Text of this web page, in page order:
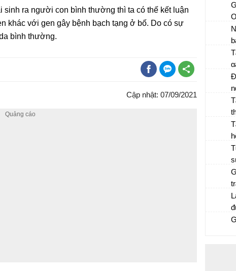
sinh ra người con bình thường thì ta có thế kết luận
khác với gen gây bệnh bạch tạng ở bố. Do có sự
bình thường.
Cập nhật: 07/09/2021